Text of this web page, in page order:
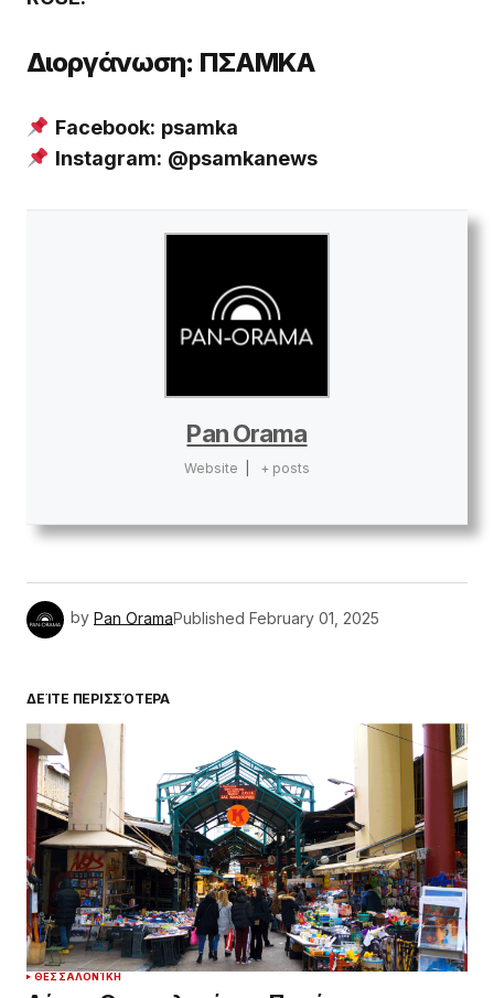
Διοργάνωση: ΠΣΑΜΚΑ
Facebook: psamka
Instagram: @psamkanews
Pan Orama
Website + posts
by Pan OramaPublished February 01, 2025
ΔΕΊΤΕ ΠΕΡΙΣΣΌΤΕΡΑ
ΘΕΣΣΑΛΟΝΊΚΗ